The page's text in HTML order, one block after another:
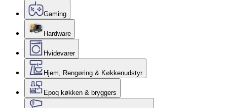
Gaming
Hardware
Hvidevarer
Hjem, Rengøring & Køkkenudstyr
Epoq køkken & bryggers